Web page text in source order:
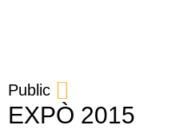
Public
EXPÒ 2015